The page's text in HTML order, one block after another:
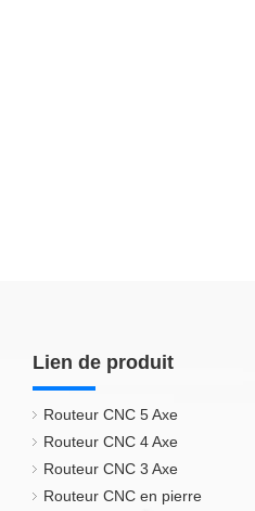
Lien de produit
Routeur CNC 5 Axe
Routeur CNC 4 Axe
Routeur CNC 3 Axe
Routeur CNC en pierre